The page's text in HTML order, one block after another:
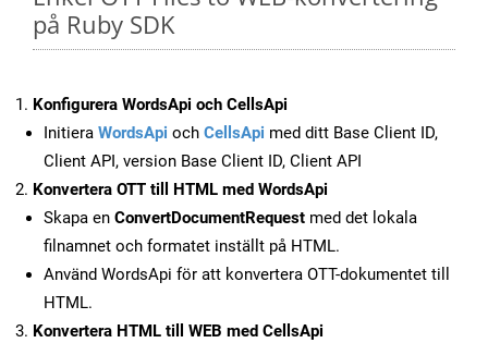
på Ruby SDK
Konfigurera WordsApi och CellsApi
Initiera WordsApi och CellsApi med ditt Base Client ID,
Client API, version Base Client ID, Client API
Konvertera OTT till HTML med WordsApi
Skapa en ConvertDocumentRequest med det lokala
filnamnet och formatet inställt på HTML.
Använd WordsApi för att konvertera OTT-dokumentet till
HTML.
Konvertera HTML till WEB med CellsApi